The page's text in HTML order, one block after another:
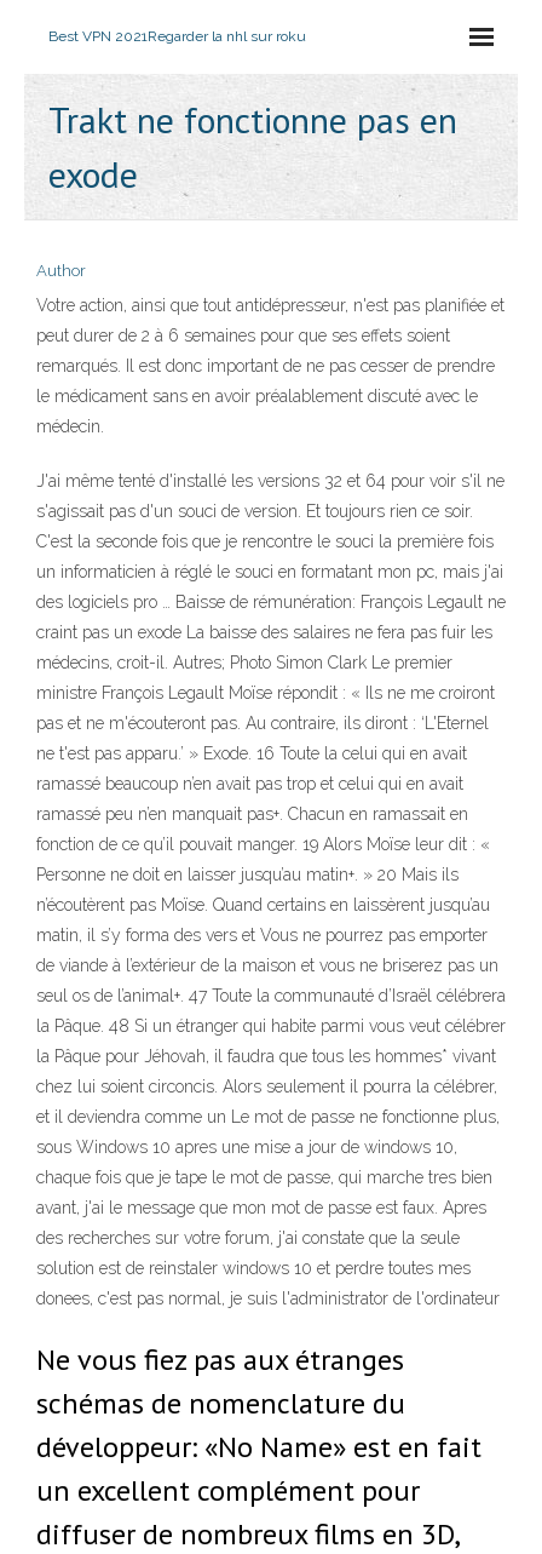
Best VPN 2021Regarder la nhl sur roku
Trakt ne fonctionne pas en
exode
Author
Votre action, ainsi que tout antidépresseur, n'est pas planifiée et
peut durer de 2 à 6 semaines pour que ses effets soient
remarqués. Il est donc important de ne pas cesser de prendre
le médicament sans en avoir préalablement discuté avec le
médecin.
J'ai même tenté d'installé les versions 32 et 64 pour voir s'il ne
s'agissait pas d'un souci de version. Et toujours rien ce soir.
C'est la seconde fois que je rencontre le souci la première fois
un informaticien à réglé le souci en formatant mon pc, mais j'ai
des logiciels pro … Baisse de rémunération: François Legault ne
craint pas un exode La baisse des salaires ne fera pas fuir les
médecins, croit-il. Autres; Photo Simon Clark Le premier
ministre François Legault Moïse répondit : « Ils ne me croiront
pas et ne m'écouteront pas. Au contraire, ils diront : ‘L'Eternel
ne t'est pas apparu.’ » Exode. 16 Toute la celui qui en avait
ramassé beaucoup n’en avait pas trop et celui qui en avait
ramassé peu n’en manquait pas+. Chacun en ramassait en
fonction de ce qu’il pouvait manger. 19 Alors Moïse leur dit : «
Personne ne doit en laisser jusqu’au matin+. » 20 Mais ils
n’écoutèrent pas Moïse. Quand certains en laissèrent jusqu’au
matin, il s’y forma des vers et Vous ne pourrez pas emporter
de viande à l’extérieur de la maison et vous ne briserez pas un
seul os de l’animal+. 47 Toute la communauté d’Israël célébrera
la Pâque. 48 Si un étranger qui habite parmi vous veut célébrer
la Pâque pour Jéhovah, il faudra que tous les hommes* vivant
chez lui soient circoncis. Alors seulement il pourra la célébrer,
et il deviendra comme un Le mot de passe ne fonctionne plus,
sous Windows 10 apres une mise a jour de windows 10,
chaque fois que je tape le mot de passe, qui marche tres bien
avant, j'ai le message que mon mot de passe est faux. Apres
des recherches sur votre forum, j'ai constate que la seule
solution est de reinstaler windows 10 et perdre toutes mes
donees, c'est pas normal, je suis l'administrator de l'ordinateur
Ne vous fiez pas aux étranges
schémas de nomenclature du
développeur: «No Name» est en fait
un excellent complément pour
diffuser de nombreux films en 3D,